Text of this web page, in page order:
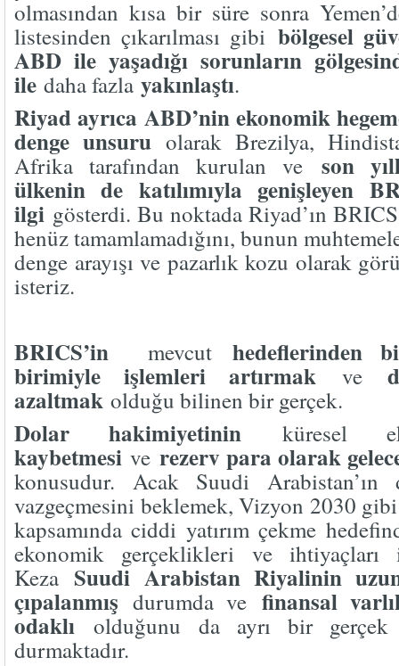
olmasından kısa bir süre sonra
listesinden çıkarılması gibi bölgesel
ABD ile yaşadığı sorunların
ile daha fazlayakınlaştı.
Riyad ayrıca ABD’nin ekonomik
denge unsuruolarak Brezilya,
Afrika tarafından kurulan ve son
ülkenin de katılımıyla genişleyen
ilgi gösterdi. Bu noktada Riyad’ın
henüz tamamlamadığını, bunun
denge arayışı ve pazarlık kozu olarak
isteriz.
BRICS’in mevcut hedeflerinden
birimiyle işlemleri artırmak ve
azaltmak olduğu bilinen bir gerçek.
Dolar hakimiyetinin küresel
kaybetmesi ve rezerv para olarak
konusudur. Acak Suudi Arabistan’ın
vazgeçmesini beklemek, Vizyon 2030
kapsamında ciddi yatırım çekme
ekonomik gerçeklikleri ve
KezaSuudi Arabistan Riyalinin
çıpalanmış durumda ve finansal
odaklı olduğunu da ayrı bir gerçek
durmaktadır.